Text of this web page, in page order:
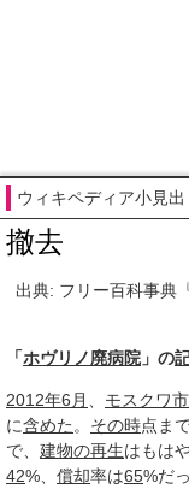
ウィキペディア小見
撤去
出典: フリー百科事典
「ホヴリノ廃病院 」の
2012年6月 モスクワ市
に含めた 。 その時点ま
で、 建物の再生はもは
42%、 償却率は65%だ